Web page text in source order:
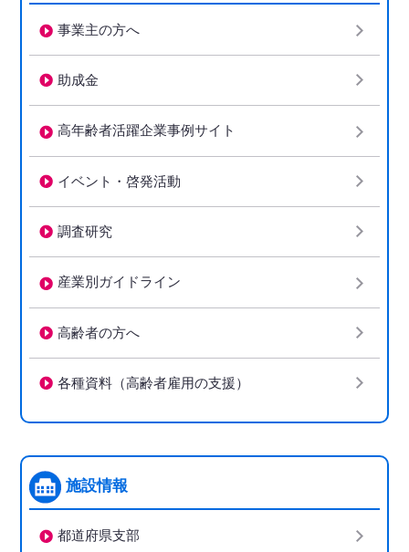
事業主の方へ
助成金
高年齢者活躍企業事例サイト
イベント・啓発活動
調査研究
産業別ガイドライン
高齢者の方へ
各種資料（高齢者雇用の支援）
施設情報
都道府県支部